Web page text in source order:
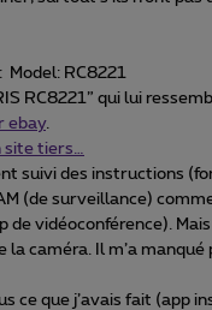
Model: RC8221
RC8221” qui lui
ebay.
site tiers…
suivi des instructions
(de surveillance)
de vidéoconférence).
la caméra. Il m’a
ce que j’avais fait (app